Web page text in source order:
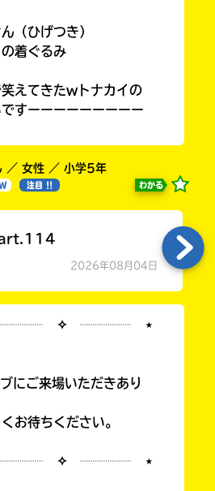
（ひげつき）
着ぐるみ
えてきたwトナカイの
すーーーーーーーーー
／ 女性 ／ 小学5年
注目 !! わかる
2026年08月04日
✧ ┈┈┈┈ ⋆
にご来場いただきあり
お待ちください。
✧ ┈┈┈┈ ⋆